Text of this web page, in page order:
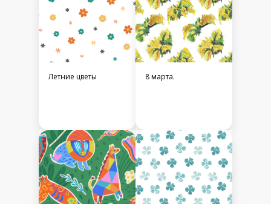
Летние цветы 8 марта.